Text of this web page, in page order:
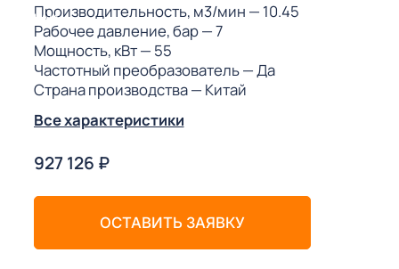
Производительность, м3/мин — 10.45
Рабочее давление, бар— 7
Мощность, кВт— 55
Частотный преобразователь— Да
Страна производства— Китай
Все характеристики
927 126 ₽
ОСТАВИТЬ ЗАЯВКУ
АИ